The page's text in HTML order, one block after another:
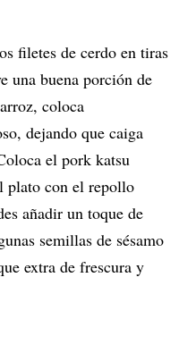
filetes de cerdo en tiras
una buena porción de
coloca
dejando que caiga
el pork katsu
plato con el repollo
añadir un toque de
semillas de sésamo
extra de frescura y